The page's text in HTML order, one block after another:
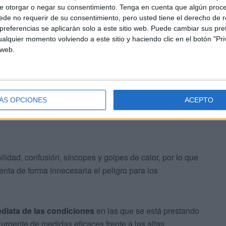
otorgar o negar su consentimiento. Tenga en cuenta que algún
no requerir de su consentimiento, pero usted tiene el derecho de
se aplicarán solo a este sitio web. Puede cambiar sus
momento volviendo a este sitio y haciendo clic en el botón
OPCIONES ACEPTO
urgente, porque pone de manifiesto que “la
sino un riesgo laboral real con consecuencias
confusión, síncopes y golpes de calor, por lo que
de forma innecesaria el peligro para los
de las condiciones en las que se está prestando